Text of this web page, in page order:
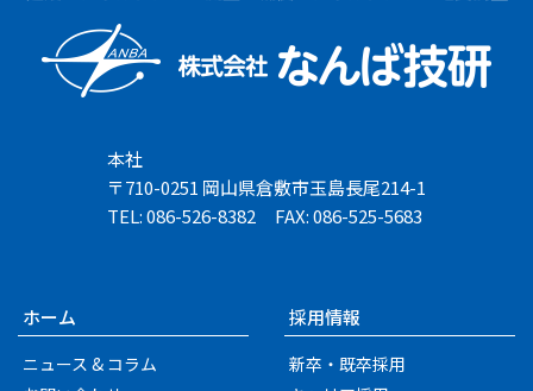
本社
〒710-0251 岡山県倉敷市玉島長尾214-1
TEL: 086-526-8382
FAX: 086-525-5683
ホーム
ニュース & コラム
採用情報
新卒・既卒採用